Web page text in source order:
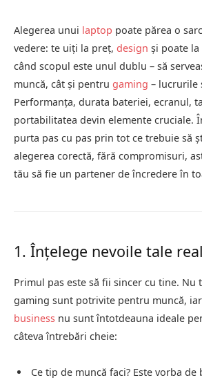
Alegerea unui laptop poate părea o
vedere: te uiți la preț, design și poate
când scopul este unul dublu – să
muncă, cât și pentru gaming – lucrurile
Performanța, durata bateriei, ecranul,
portabilitatea devin elemente cruciale.
purta pas cu pas prin tot ce trebuie să
alegerea corectă, fără compromisuri,
tău să fie un partener de încredere în
1. Înțelege nevoile tale
Primul pas este să fii sincer cu tine.
gaming sunt potrivite pentru muncă,
business nu sunt întotdeauna ideale
câteva întrebări cheie:
Ce tip de muncă faci? Este vorba